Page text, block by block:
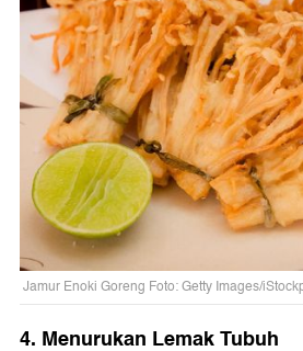
Jamur Enoki Goreng Foto: Getty Images/
4. Menurukan Lemak Tubuh